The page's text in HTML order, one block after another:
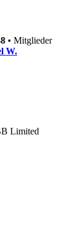
• Mitglieder
W.
Limited